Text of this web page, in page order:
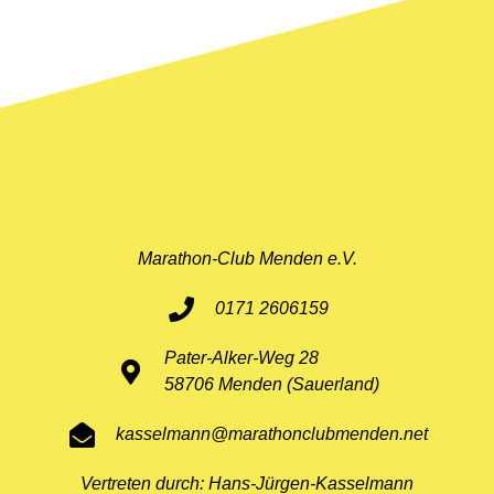
Marathon-Club Menden e.V.
0171 2606159
Pater-Alker-Weg 28
58706 Menden (Sauerland)
kasselmann@marathonclubmenden.net
Vertreten durch: Hans-Jürgen-Kasselmann